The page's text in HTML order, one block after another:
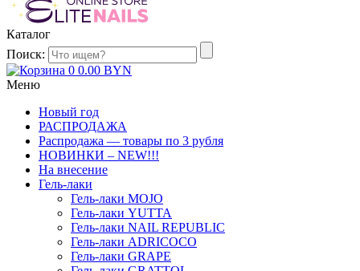
Каталог
Поиск:
0 0.00 BYN
Меню
Новый год
РАСПРОДАЖА
Распродажа — товары по 3 рубля
НОВИНКИ – NEW!!!
На внесение
Гель-лаки
Гель-лаки MOJO
Гель-лаки YUTTA
Гель-лаки NAIL REPUBLIC
Гель-лаки ADRICOCO
Гель-лаки GRAPE